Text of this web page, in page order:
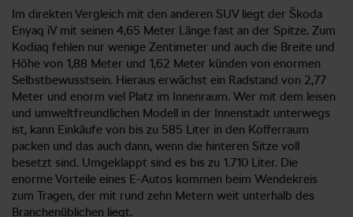
Im direkten Vergleich mit den anderen SUV liegt der Škoda
Enyaq iV mit seinen 4,65 Meter Länge fast an der Spitze. Zum
Kodiaq fehlen nur wenige Zentimeter und auch die Breite und
Höhe von 1,88 Meter und 1,62 Meter künden von enormen
Selbstbewusstsein. Hieraus erwächst ein Radstand von 2,77
Meter und enorm viel Platz im Innenraum. Wer mit dem leisen
und umweltfreundlichen Modell in der Innenstadt unterwegs
ist, kann Einkäufe von bis zu 585 Liter in den Kofferraum
packen und das auch dann, wenn die hinteren Sitze voll
besetzt sind. Umgeklappt sind es bis zu 1.710 Liter. Die
enorme Vorteile eines E-Autos kommen beim Wendekreis
zum Tragen, der mit rund zehn Metern weit unterhalb des
Branchenüblichen liegt.